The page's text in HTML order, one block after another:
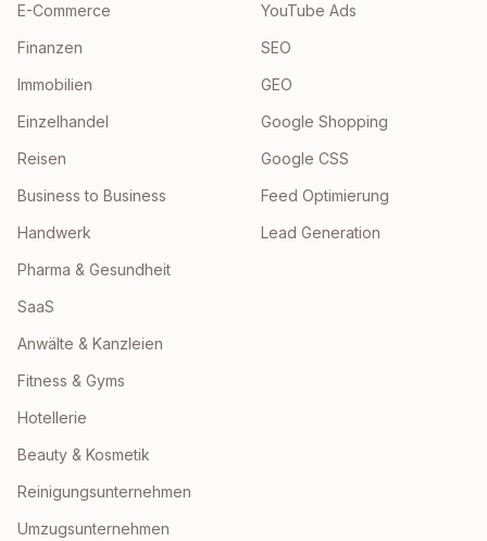
E-Commerce
Finanzen
Immobilien
Einzelhandel
Reisen
Business to Business
Handwerk
Pharma & Gesundheit
SaaS
Anwälte & Kanzleien
Fitness & Gyms
Hotellerie
Beauty & Kosmetik
Reinigungsunternehmen
Umzugsunternehmen
YouTube Ads
SEO
GEO
Google Shopping
Google CSS
Feed Optimierung
Lead Generation